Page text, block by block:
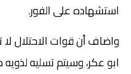
استشهاده على الفور.
واضاف أن قوات الاحتلال لا
ابو عكر، وسيتم تسليه